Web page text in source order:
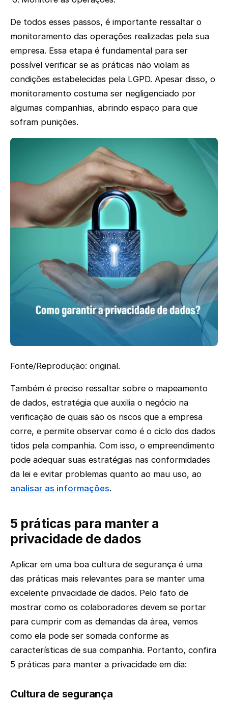
De todos esses passos, é importante ressaltar o
monitoramento das operações realizadas pela sua
empresa. Essa etapa é fundamental para ser
possível verificar se as práticas não violam as
condições estabelecidas pela LGPD. Apesar disso, o
monitoramento costuma ser negligenciado por
algumas companhias, abrindo espaço para que
sofram punições.
Fonte/Reprodução: original.
Também é preciso ressaltar sobre o mapeamento
de dados, estratégia que auxilia o negócio na
verificação de quais são os riscos que a empresa
corre, e permite observar como é o ciclo dos dados
tidos pela companhia. Com isso, o empreendimento
pode adequar suas estratégias nas conformidades
da lei e evitar problemas quanto ao mau uso, ao
analisar as informações.
5 práticas para manter a
privacidade de dados
Aplicar em uma boa cultura de segurança é uma
das práticas mais relevantes para se manter uma
excelente privacidade de dados. Pelo fato de
mostrar como os colaboradores devem se portar
para cumprir com as demandas da área, vemos
como ela pode ser somada conforme as
características de sua companhia. Portanto, confira
5 práticas para manter a privacidade em dia:
Cultura de segurança